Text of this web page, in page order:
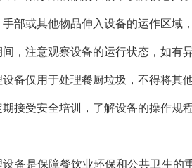
部或其他物品伸入设备的运作区域
，注意观察设备的运行状态，如有
备仅用于处理餐厨垃圾，不得将其
接受安全培训，了解设备的操作规
备是保障餐饮业环保和公共卫生